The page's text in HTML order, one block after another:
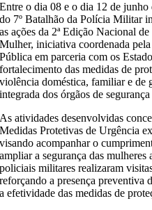
Entre o dia 08 e o dia 12 de
do 7º Batalhão da Polícia Militar
as ações da 2ª Edição Nacional
Mulher, iniciativa coordenada
Pública em parceria com os
fortalecimento das medidas de
violência doméstica, familiar e de
integrada dos órgãos de
As atividades desenvolvidas
Medidas Protetivas de Urgência
visando acompanhar o
ampliar a segurança das mulheres
policiais militares realizaram
reforçando a presença
a efetividade das medidas de